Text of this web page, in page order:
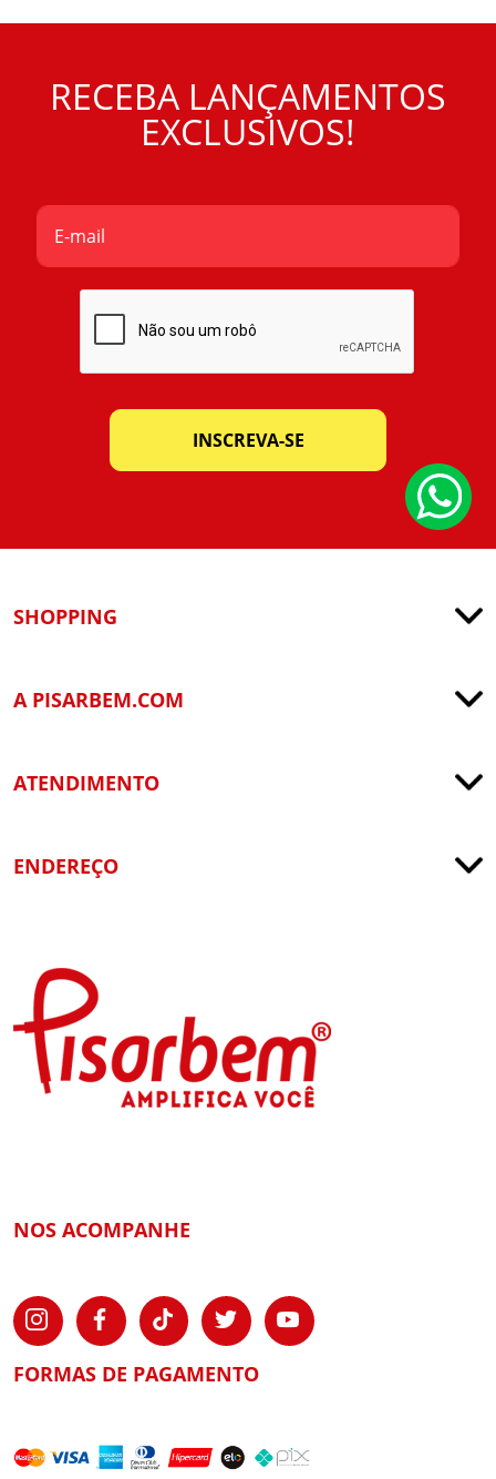
RECEBA LANÇAMENTOS
EXCLUSIVOS!
INSCREVA-SE
SHOPPING
A PISARBEM.COM
ATENDIMENTO
ENDEREÇO
NOS ACOMPANHE
FORMAS DE PAGAMENTO